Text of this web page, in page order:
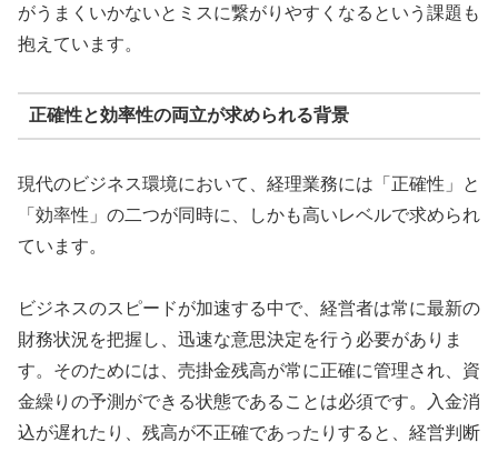
がうまくいかないとミスに繋がりやすくなるという課題も
抱えています。
正確性と効率性の両立が求められる背景
現代のビジネス環境において、経理業務には「正確性」と
「効率性」の二つが同時に、しかも高いレベルで求められ
ています。
ビジネスのスピードが加速する中で、経営者は常に最新の
財務状況を把握し、迅速な意思決定を行う必要がありま
す。そのためには、売掛金残高が常に正確に管理され、資
金繰りの予測ができる状態であることは必須です。入金消
込が遅れたり、残高が不正確であったりすると、経営判断